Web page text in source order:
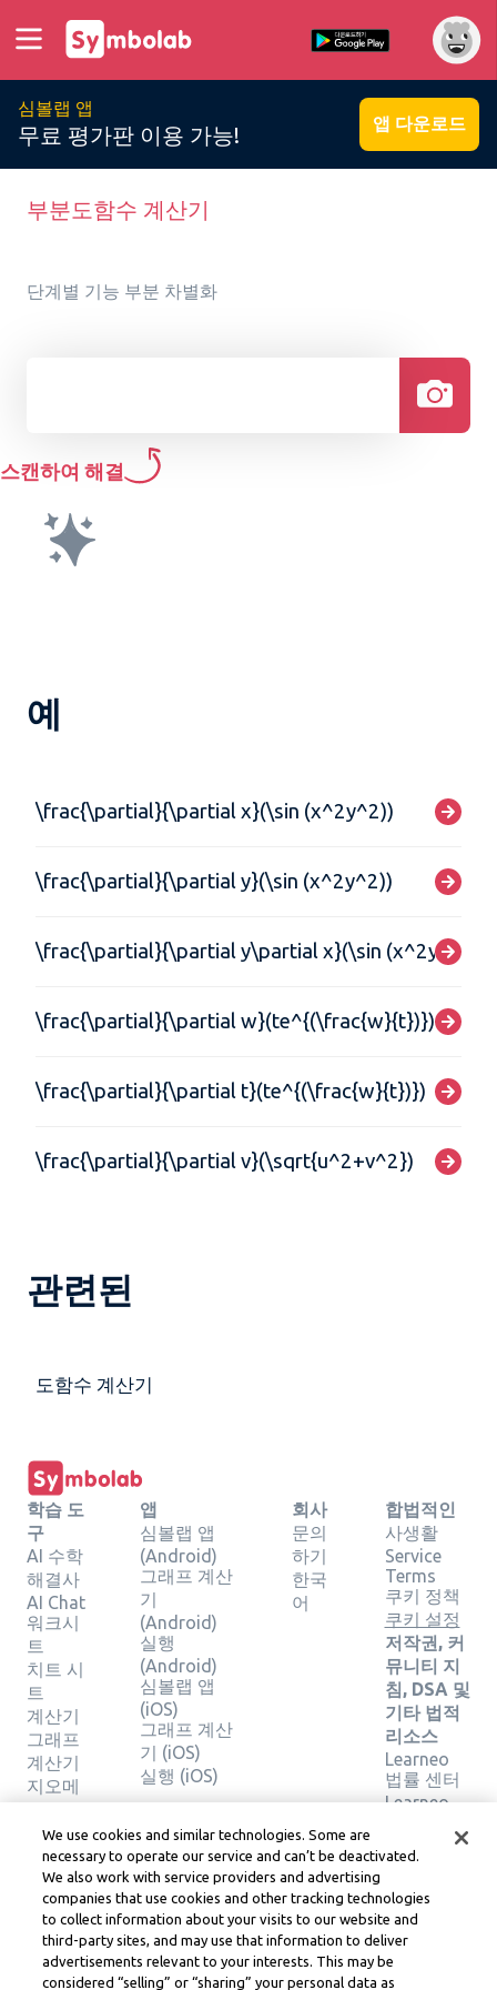
심볼랩 앱
무료 평가판 이용 가능! 앱 다운로드
부분도함수 계산기
단계별 기능 부분 차별화
스캔하여 해결
예
\frac{\partial}{\partial x}(\sin (x^2y^2))
\frac{\partial}{\partial y}(\sin (x^2y^2))
\frac{\partial}{\partial y\partial x}(\sin (x^2y^2))
\frac{\partial}{\partial w}(te^{(\frac{w}{t})})
\frac{\partial}{\partial t}(te^{(\frac{w}{t})})
\frac{\partial}{\partial v}(\sqrt{u^2+v^2})
관련된
도함수 계산기
학습 도
구
AI 수학
해결사
AI Chat
워크시
트
치트 시
트
계산기
그래프
계산기
지오메
트리 계
산기
솔루션
확인
앱
심볼랩 앱
(Android)
그래프 계산
기
(Android)
실행
(Android)
심볼랩 앱
(iOS)
그래프 계산
기 (iOS)
실행 (iOS)
회사
문의
하기
한국
어
합법적인
사생활
Service
Terms
쿠키 정책
쿠키 설정
저작권, 커
뮤니티 지
침, DSA 및
기타 법적
리소스
Learneo
법률 센터
Learneo
Symbolab, a Learneo, Inc. business
© Learneo, Inc. 2024
We use cookies and similar technologies. Some are
necessary to operate our service and can’t be deactivated.
We also work with service providers and advertising
companies that use cookies and other tracking technologies
to collect information about your visits to our website and
third-party sites, and may use that information to deliver
advertisements relevant to your interests. This may be
considered “selling” or “sharing” your personal data as